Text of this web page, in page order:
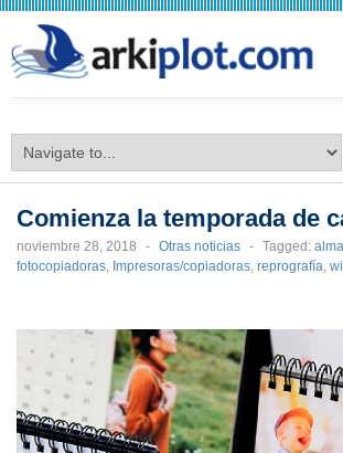
Comienza la temporada de
noviembre 28, 2018 - Otras noticias - Tagged:
fotocopiadoras, Impresoras/copiadoras, reprografía,